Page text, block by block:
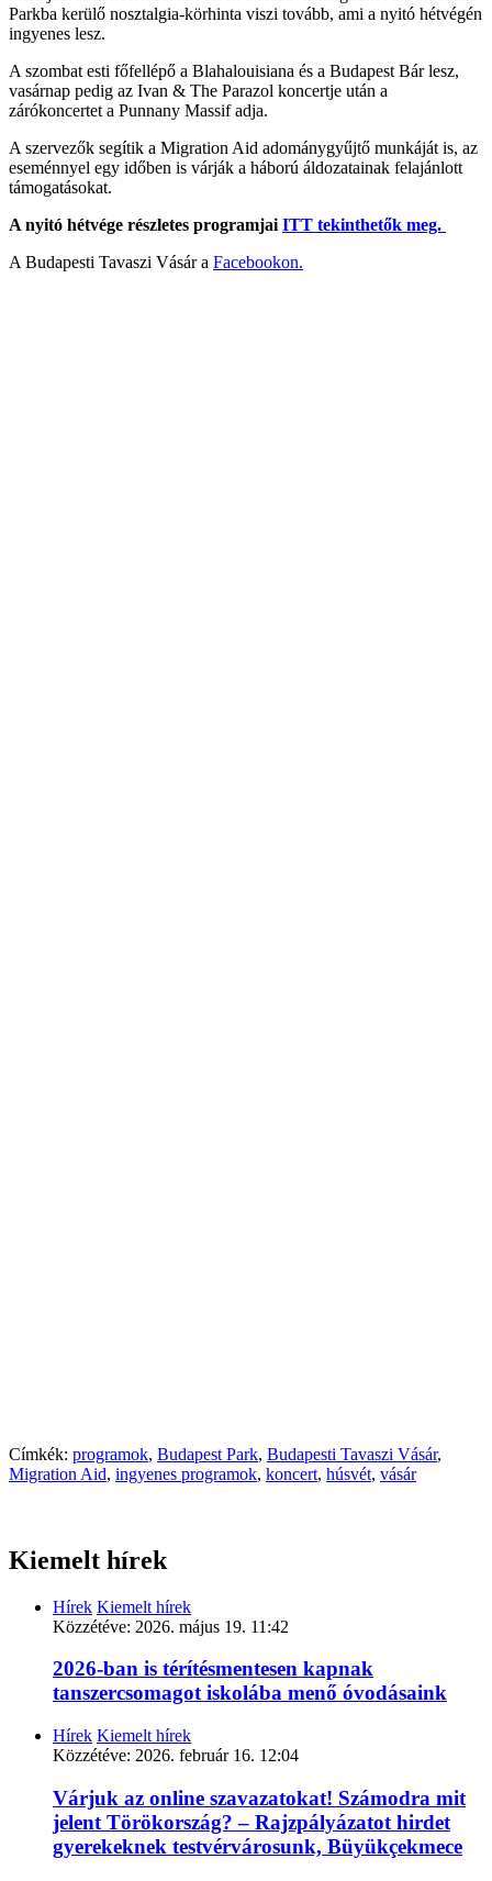
Parkba kerülő nosztalgia-körhinta viszi tovább, ami a nyitó hétvégén
ingyenes lesz.
A szombat esti főfellépő a Blahalouisiana és a Budapest Bár lesz,
vasárnap pedig az Ivan & The Parazol koncertje után a
zárókoncertet a Punnany Massif adja.
A szervezők segítik a Migration Aid adománygyűjtő munkáját is, az
eseménnyel egy időben is várják a háború áldozatainak felajánlott
támogatásokat.
A nyitó hétvége részletes programjai ITT tekinthetők meg.
A Budapesti Tavaszi Vásár a Facebookon.
Címkék: programok, Budapest Park, Budapesti Tavaszi Vásár,
Migration Aid, ingyenes programok, koncert, húsvét, vásár
Kiemelt hírek
Hírek Kiemelt hírek
Közzétéve: 2026. május 19. 11:42
2026-ban is térítésmentesen kapnak
tanszercsomagot iskolába menő óvodásaink
Hírek Kiemelt hírek
Közzétéve: 2026. február 16. 12:04
Várjuk az online szavazatokat! Számodra mit
jelent Törökország? – Rajzpályázatot hirdet
gyerekeknek testvérvárosunk, Büyükçekmece